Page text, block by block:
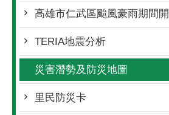
高雄市仁武區颱風豪雨期間開
TERIA地震分析
災害潛勢及防災地圖
里民防災卡